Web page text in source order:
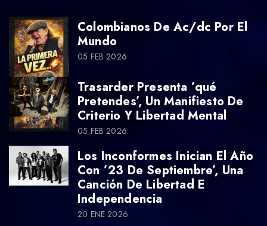
Colombianos De Ac/dc Por El
Mundo
05 FEB 2026
Trasarder Presenta ’qué
Pretendes’, Un Manifiesto De
Criterio Y Libertad Mental
05 FEB 2026
Los Inconformes Inician El Año
Con ’23 De Septiembre’, Una
Canción De Libertad E
Independencia
20 ENE 2026